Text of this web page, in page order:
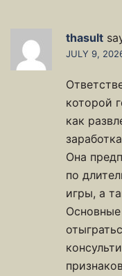
thasult
JULY 9,
которой
как
Она
по
игры, а